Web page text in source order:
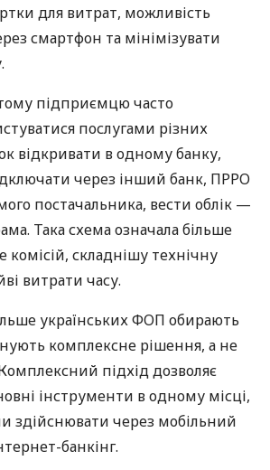
для витрат, можливість
смартфон та мінімізувати
підприємцю часто
послугами різних
відкривати в одному банку,
через інший банк, ПРРО
постачальника, вести облік —
Така схема означала більше
комісій, складнішу технічну
витрати часу.
українських ФОП обирають
комплексне рішення, а не
підхід дозволяє
інструменти в одному місці,
здійснювати через мобільний
банкінг.